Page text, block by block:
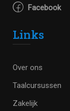
Facebook
Links
Over ons
Taalcursussen
Zakelijk